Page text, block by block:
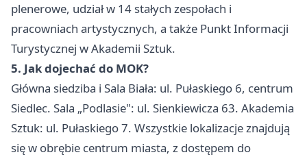
plenerowe, udział w 14 stałych zespołach i
pracowniach artystycznych, a także Punkt Informacji
Turystycznej w Akademii Sztuk.
5. Jak dojechać do MOK?
Główna siedziba i Sala Biała: ul. Pułaskiego 6, centrum
Siedlec. Sala „Podlasie": ul. Sienkiewicza 63. Akademia
Sztuk: ul. Pułaskiego 7. Wszystkie lokalizacje znajdują
się w obrębie centrum miasta, z dostępem do